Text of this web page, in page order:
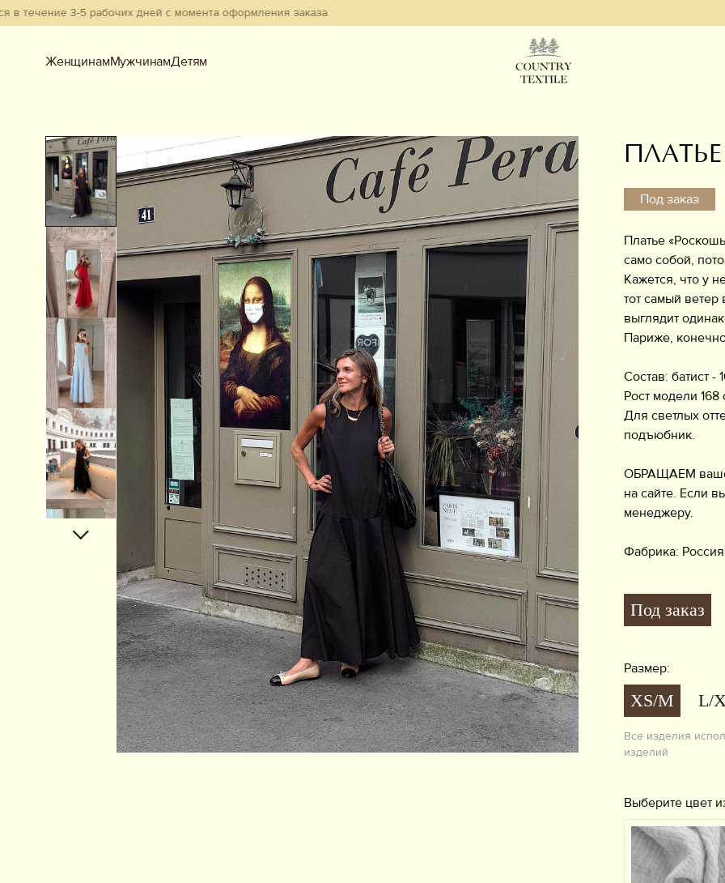
3-5 рабочих дней с момента оформления заказа
ЖенщинамМужчинамДетям
Смотреть всё
Новинки
В наличии
Бестселлеры
Одежда
Обувь
Аксессуары
Украшения
Дом
Подарочный сертификат
Под заказ
Платье
само собой,
Кажется, что у
тот самый
выглядит
Париже,
Состав: батист -
Рост модели 168
Для светлых
подъюбник.
ОБРАЩАЕМ ваше
на сайте. Если
менеджеру.
Фабрика:
Под заказ
Размер:
XS/M L/
Все изделия
изделий
Выберите цвет